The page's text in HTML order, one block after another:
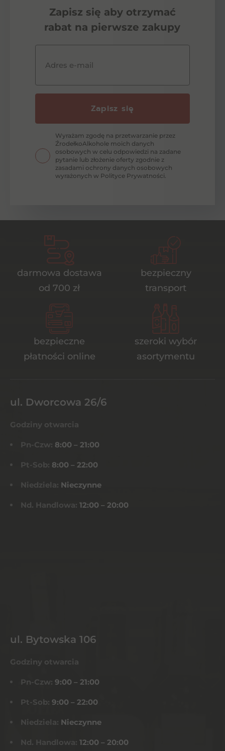
Zapisz się aby otrzymać
rabat na pierwsze zakupy
Adres e-mail
Zapisz się
Wyrażam zgodę na przetwarzanie przez
ŹrodełkoAlkohole moich danych
osobowych w celu odpowiedzi na zadane
pytanie lub złożenie oferty zgodnie z
zasadami ochrony danych osobowych
wyrażonych w Polityce Prywatności.
darmowa dostawa
od 700 zł
bezpieczny
transport
bezpieczne
płatności online
szeroki wybór
asortymentu
ul. Dworcowa 26/6
Godziny otwarcia
Pn-Czw: 8:00 – 21:00
Pt-Sob: 8:00 – 22:00
Niedziela: Nieczynne
Nd. Handlowa: 12:00 – 20:00
ul. Bytowska 106
Godziny otwarcia
Pn-Czw: 9:00 – 21:00
Pt-Sob: 9:00 – 22:00
Niedziela: Nieczynne
Nd. Handlowa: 12:00 – 20:00